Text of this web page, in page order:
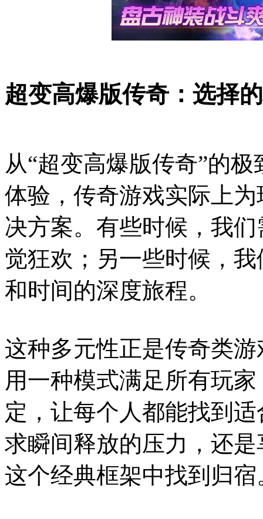
超变高爆版传奇：选择
从“超变高爆版传奇”的
体验，传奇游戏实际上
决方案。有些时候，我
觉狂欢；另一些时候，
和时间的深度旅程。
这种多元性正是传奇类
用一种模式满足所有玩
定，让每个人都能找到
求瞬间释放的压力，还
这个经典框架中找到归宿